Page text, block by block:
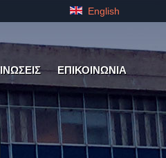
English
ΕΠΙΚΟΙΝΩΝΙΑ